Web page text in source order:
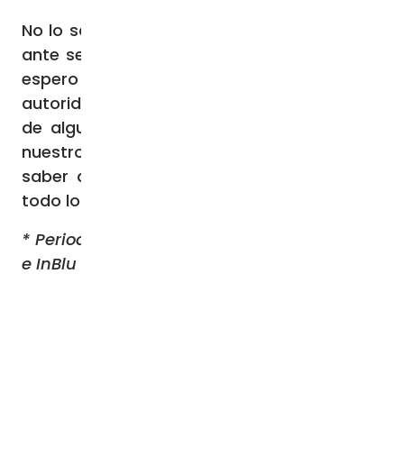
No lo sabía, pero estoy agradecida. Porque
ante semejante crimen de lesa humanidad,
espero que todos aquellos que tienen
autoridad, de cualquier tipo, para intervenir
de alguna manera, la utilicen para traer a
nuestros seres queridos a casa. Me alegra
saber que el Papa también está haciendo
todo lo que puede.
* Periodista de la televisión italiana TV2000
e InBlu Radio